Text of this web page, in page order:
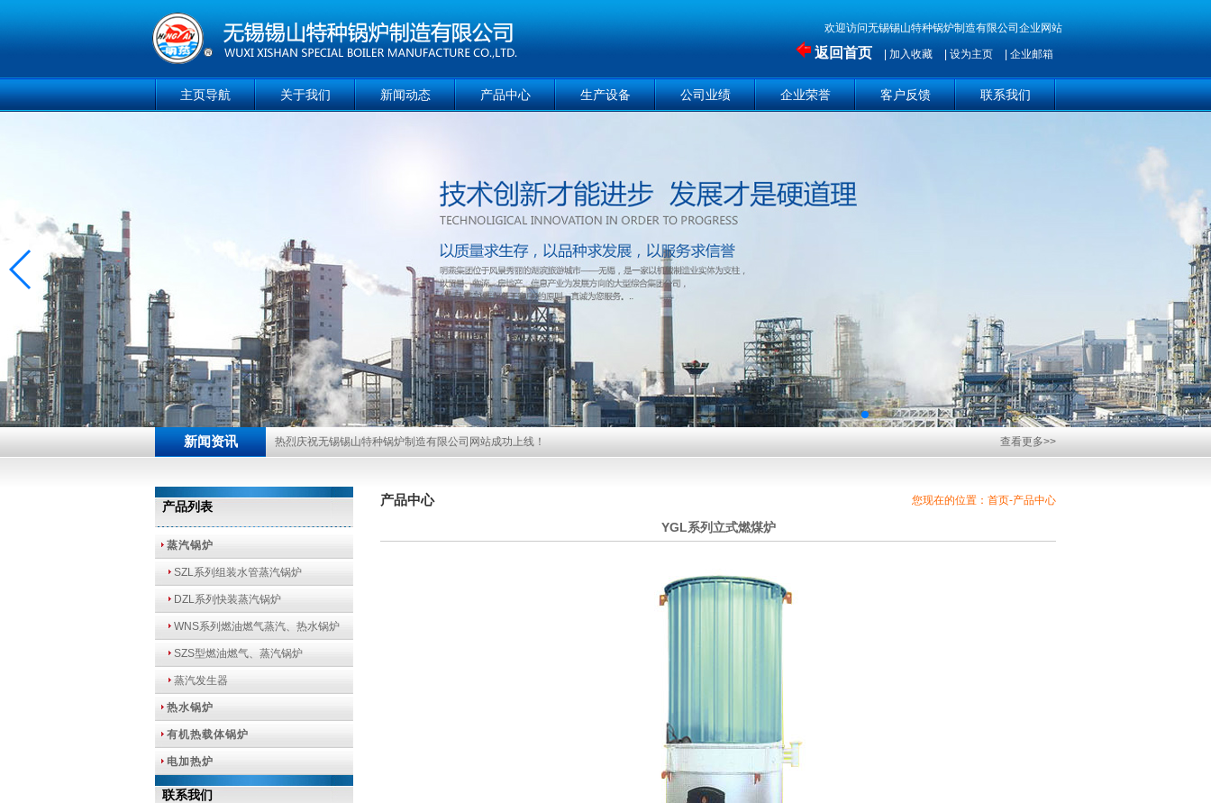
欢迎访问无锡锡山特种锅炉制造有限公司企业网站
返回首页 加入收藏 设为主页 企业邮箱
主页导航 关于我们 新闻动态 产品中心 生产设备 公司业绩 企业荣誉 客户反馈 联系我们
新闻资讯 热烈庆祝无锡锡山特种锅炉制造有限公司网站成功上线！ 查看更多>>
产品列表
蒸汽锅炉
SZL系列组装水管蒸汽锅炉
DZL系列快装蒸汽锅炉
WNS系列燃油燃气蒸汽、热水锅炉
SZS型燃油燃气、蒸汽锅炉
蒸汽发生器
热水锅炉
有机热载体锅炉
电加热炉
联系我们
产品中心 您现在的位置：首页-产品中心
YGL系列立式燃煤炉